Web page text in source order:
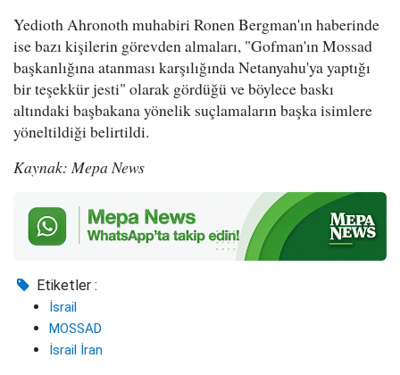
Yedioth Ahronoth muhabiri Ronen Bergman'ın haberinde
ise bazı kişilerin görevden almaları, "Gofman'ın Mossad
başkanlığına atanması karşılığında Netanyahu'ya yaptığı
bir teşekkür jesti" olarak gördüğü ve böylece baskı
altındaki başbakana yönelik suçlamaların başka isimlere
yöneltildiği belirtildi.
Kaynak: Mepa News
Etiketler :
İsrail
MOSSAD
İsrail İran